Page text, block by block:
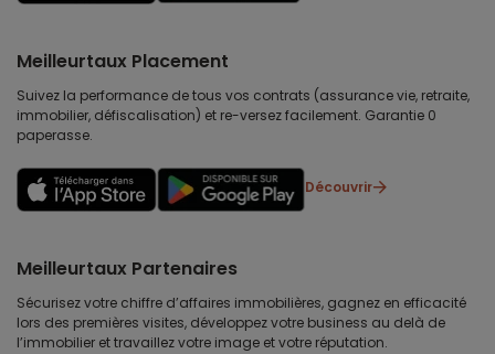
Meilleurtaux Placement
Suivez la performance de tous vos contrats (assurance vie, retraite,
immobilier, défiscalisation) et re-versez facilement. Garantie 0
paperasse.
Découvrir
Meilleurtaux Partenaires
Sécurisez votre chiffre d’affaires immobilières, gagnez en efficacité
lors des premières visites, développez votre business au delà de
l’immobilier et travaillez votre image et votre réputation.